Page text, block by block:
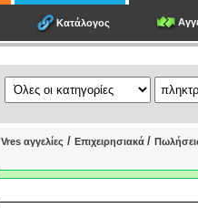
Κατάλογος
Vres αγγελίες / Επιχειρησιακά /